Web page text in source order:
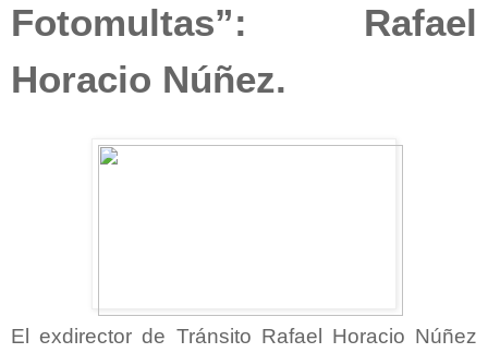
Fotomultas”: Rafael
Horacio Núñez.
El exdirector de Tránsito Rafael Horacio Núñez